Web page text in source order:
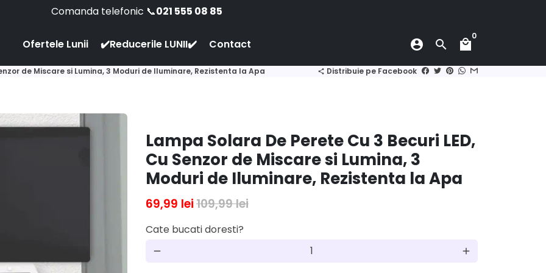
Comanda telefonic 📞021 555 08 85
Ofertele Lunii ✔️Reducerile LUNII✔️ Contact account_circle search local_mall
0
de Miscare si Lumina, 3 Moduri de Iluminare, Rezistenta la Apa share Distribuie pe Facebook
Lampa Solara De Perete Cu 3 Becuri LED,
Cu Senzor de Miscare si Lumina, 3
Moduri de Iluminare, Rezistenta la Apa
69,99 lei109,99 lei
Cate bucati doresti?
remove add